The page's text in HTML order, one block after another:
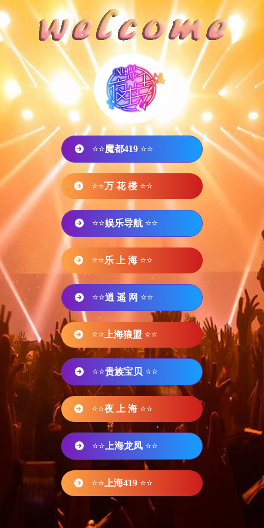
⭐⭐魔都419 ⭐⭐
⭐⭐万 花 楼 ⭐⭐
⭐⭐娱乐导航 ⭐⭐
⭐⭐乐 上 海 ⭐⭐
⭐⭐逍 遥 网 ⭐⭐
⭐⭐ 上海狼盟 ⭐⭐
⭐⭐贵族宝贝 ⭐⭐
⭐⭐夜 上 海 ⭐⭐
⭐⭐ 上海龙凤 ⭐⭐
⭐⭐ 上海419 ⭐⭐